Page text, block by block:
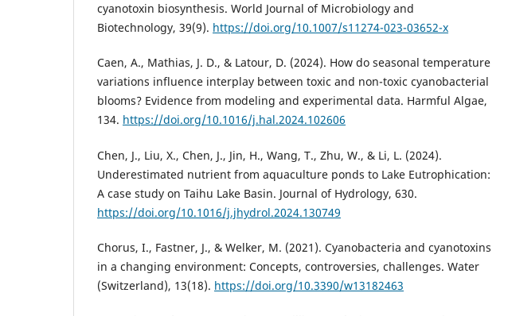
cyanotoxin biosynthesis. World Journal of Microbiology and
Biotechnology, 39(9). https://doi.org/10.1007/s11274-023-03652-x
Caen, A., Mathias, J. D., & Latour, D. (2024). How do seasonal temperature
variations influence interplay between toxic and non-toxic cyanobacterial
blooms? Evidence from modeling and experimental data. Harmful Algae,
134. https://doi.org/10.1016/j.hal.2024.102606
Chen, J., Liu, X., Chen, J., Jin, H., Wang, T., Zhu, W., & Li, L. (2024).
Underestimated nutrient from aquaculture ponds to Lake Eutrophication:
A case study on Taihu Lake Basin. Journal of Hydrology, 630.
https://doi.org/10.1016/j.jhydrol.2024.130749
Chorus, I., Fastner, J., & Welker, M. (2021). Cyanobacteria and cyanotoxins
in a changing environment: Concepts, controversies, challenges. Water
(Switzerland), 13(18). https://doi.org/10.3390/w13182463